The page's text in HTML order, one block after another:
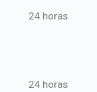
24 horas
24 horas